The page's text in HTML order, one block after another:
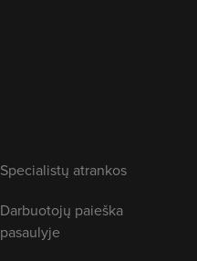
Specialistų atrankos
Darbuotojų paieška
pasaulyje